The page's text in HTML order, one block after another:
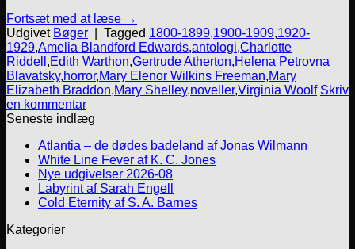
Fortsæt med at læse →
Udgivet Bøger Tagged 1800-1899,1900-1909,1920-
1929,Amelia Blandford Edwards,antologi,Charlotte
Riddell ,Edith Warthon,Gertrude Atherton,Helena Petrovna
Blavatsky,horror,Mary Elenor Wilkins Freeman,Mary
Elizabeth Braddon,Mary Shelley,noveller,Virginia Woolf Skriv
en kommentar
Seneste indlæg
Atlantia – de dødes badeland af Jonas Wilmann
White Line Fever af K. C. Jones
Nye udgivelser 2026-08
Labyrint af Sarah Engell
Cold Eternity af S. A. Barnes
Kategorier